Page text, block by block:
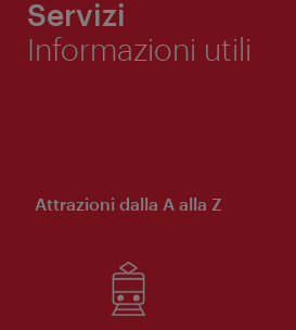
Servizi
Informazioni utili
Attrazioni dalla A alla Z